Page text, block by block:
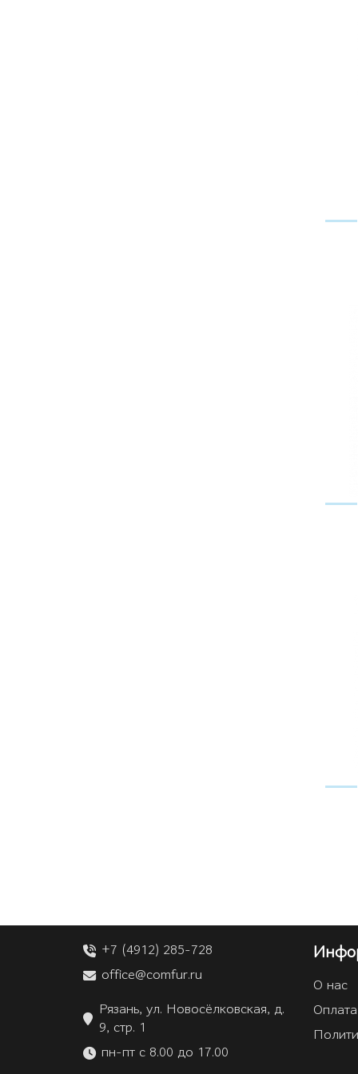
+7 (4912) 285-728
office@comfur.ru
Рязань, ул. Новосёлковская, д.
9, стр. 1
пн-пт с 8.00 до 17.00
О нас